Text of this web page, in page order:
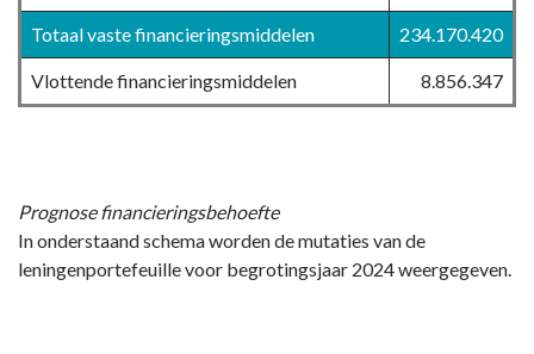
Totaal vaste financieringsmiddelen 234.170.420
Vlottende financieringsmiddelen 8.856.347
Prognose financieringsbehoefte
In onderstaand schema worden de mutaties van de
leningenportefeuille voor begrotingsjaar 2024 weergegeven.